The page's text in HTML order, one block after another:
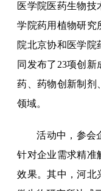
医学院医药生物技
学院药用植物研究
院北京协和医学院
同发布了23项创
药、药物创新制剂
领域。
活动中，参会
针对企业需求精准
效果。其中，河北